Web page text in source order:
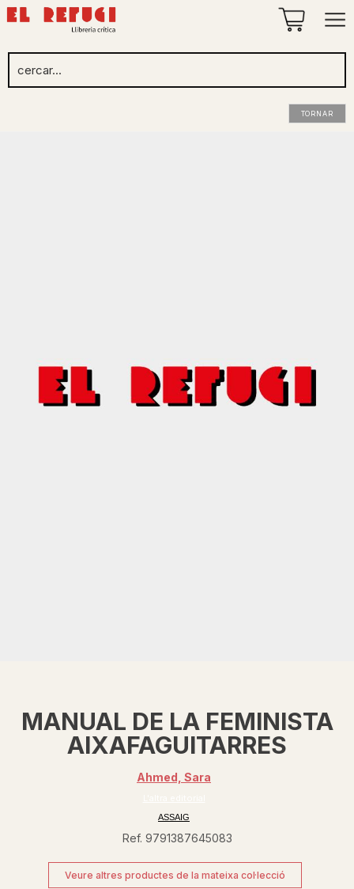
TORNAR
MANUAL DE LA FEMINISTA
AIXAFAGUITARRES
Ahmed, Sara
ASSAIG
Ref. 9791387645083
Veure altres productes de la mateixa col·lecció